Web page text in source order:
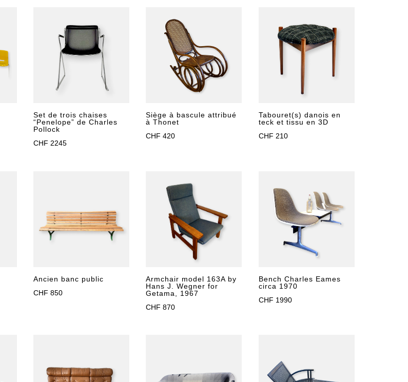
Set de trois chaises
“Penelope” de Charles
Pollock
CHF 2245
Siège à bascule attribué
à Thonet
CHF 420
Tabouret(s) danois en
teck et tissu en 3D
CHF 210
Ancien banc public
CHF 850
Armchair model 163A by
Hans J. Wegner for
Getama, 1967
CHF 870
Bench Charles Eames
circa 1970
CHF 1990